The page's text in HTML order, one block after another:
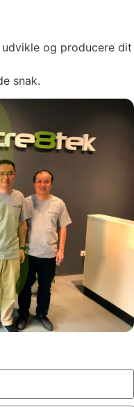
og producere dit
snak.